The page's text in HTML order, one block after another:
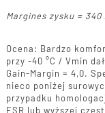
Margines zysku =
Ocena: Bardzo
przy -40 °C / Vmin
Gain-Margin = 4,0.
nieco poniżej
przypadku
ESR lub wyższej